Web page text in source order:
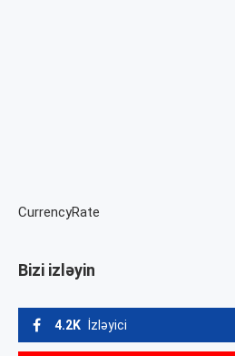
CurrencyRate
Bizi izləyin
4.2K İzləyici